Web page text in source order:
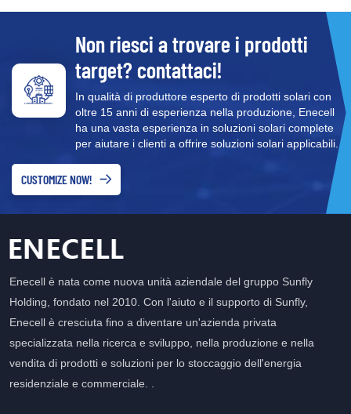
Non riesci a trovare i prodotti
target? contattaci!
In qualità di produttore esperto di prodotti solari con
oltre 15 anni di esperienza nella produzione, Enecell
ha una vasta esperienza in soluzioni solari complete
per aiutare i clienti a offrire soluzioni solari applicabili.
CUSTOMIZE NOW!
Enecell è nata come nuova unità aziendale del gruppo Sunfly
Holding, fondato nel 2010. Con l'aiuto e il supporto di Sunfly,
Enecell è cresciuta fino a diventare un'azienda privata
specializzata nella ricerca e sviluppo, nella produzione e nella
vendita di prodotti e soluzioni per lo stoccaggio dell'energia
residenziale e commerciale. .